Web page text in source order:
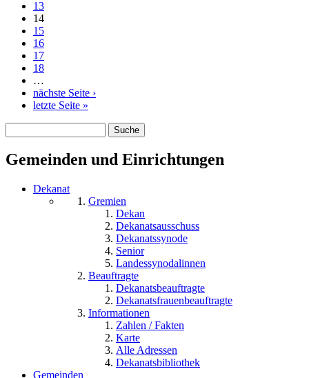
13
14
15
16
17
18
…
nächste Seite ›
letzte Seite »
Gemeinden und Einrichtungen
Dekanat
Gremien
Dekan
Dekanatsausschuss
Dekanatssynode
Senior
Landessynodalinnen
Beauftragte
Dekanatsbeauftragte
Dekanatsfrauenbeauftragte
Informationen
Zahlen / Fakten
Karte
Alle Adressen
Dekanatsbibliothek
Gemeinden